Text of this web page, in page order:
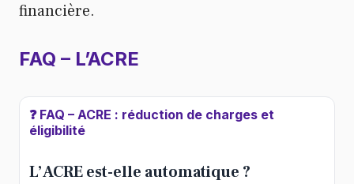
financière.
FAQ – L’ACRE
❓ FAQ – ACRE : réduction de charges et
éligibilité
L’ACRE est-elle automatique ?